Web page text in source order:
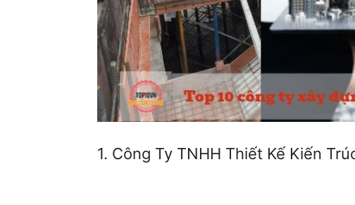
1. Công Ty TNHH Thiết Kế Kiến